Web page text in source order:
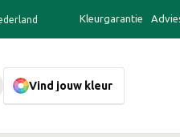
Kleurgarantie
Vind jouw kleur